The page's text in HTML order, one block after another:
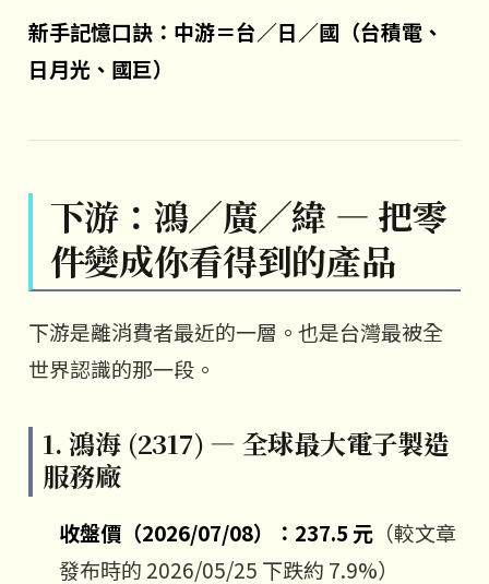
新手記憶口訣：中游＝台／日／國（台積電、
日月光、國巨）
下游：鴻／廣／緯 — 把零
件變成你看得到的產品
下游是離消費者最近的一層。也是台灣最被全
世界認識的那一段。
1. 鴻海 (2317) — 全球最大電子製造
服務廠
收盤價（2026/07/08）：237.5 元（較文章
發布時的 2026/05/25 下跌約 7.9%）